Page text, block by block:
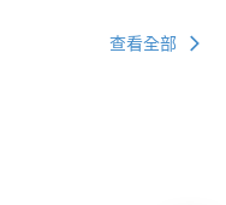
查看全部